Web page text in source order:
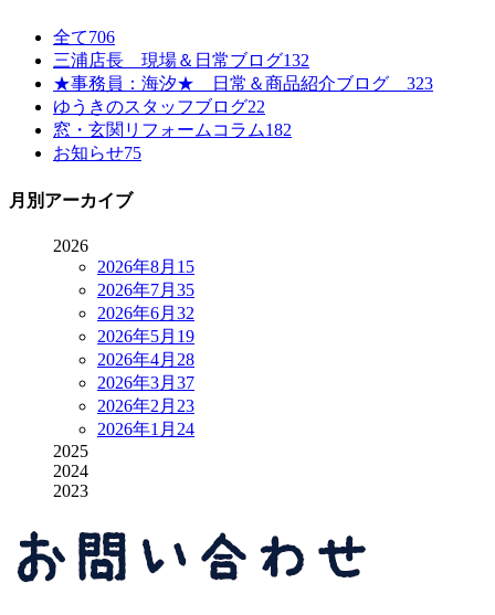
全て706
三浦店長 現場＆日常ブログ132
★事務員：海汐★ 日常＆商品紹介ブログ 323
ゆうきのスタッフブログ22
窓・玄関リフォームコラム182
お知らせ75
月別アーカイブ
2026
2026年8月 15
2026年7月 35
2026年6月 32
2026年5月 19
2026年4月 28
2026年3月 37
2026年2月 23
2026年1月 24
2025
2024
2023